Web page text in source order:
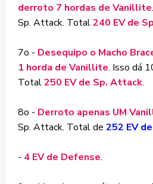
derroto 7 hordas de Vanillite
Sp. Attack. Total240 EV de
7o - Desequipo o Macho
1 horda de Vanillite. Isso dá
Total250 EV de Sp. Attack.
8o - Derroto apenas UM
Sp. Attack. Total de 252 EV
- 4 EV de Defense.